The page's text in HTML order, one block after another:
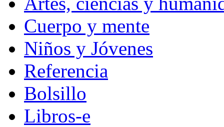
Cuerpo y mente
Niños y Jóvenes
Referencia
Bolsillo
Libros-e